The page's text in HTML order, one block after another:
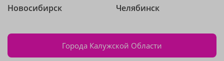
Новосибирск
Челябинск
Города Калужской Области